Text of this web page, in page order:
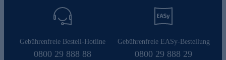
Gebührenfreie Bestell-Hotline
0800 29 888 88
Gebührenfreie EASy-Bestellung
0800 29 888 29